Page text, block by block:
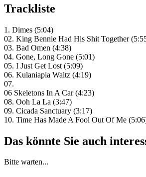
Trackliste
1. Dimes (5:04)
02. King Bennie Had His Shit Together
03. Bad Omen (4:38)
04. Gone, Long Gone (5:01)
05. I Just Get Lost (5:09)
06. Kulaniapia Waltz (4:19)
07.
06 Skeletons In A Car (4:23)
08. Ooh La La (3:47)
09. Cicada Sanctuary (3:17)
10. Time Has Made A Fool Out Of Me
Das könnte Sie auch
Bitte warten...